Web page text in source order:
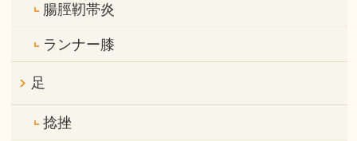
腸脛靭帯炎
ランナー膝
足
捻挫